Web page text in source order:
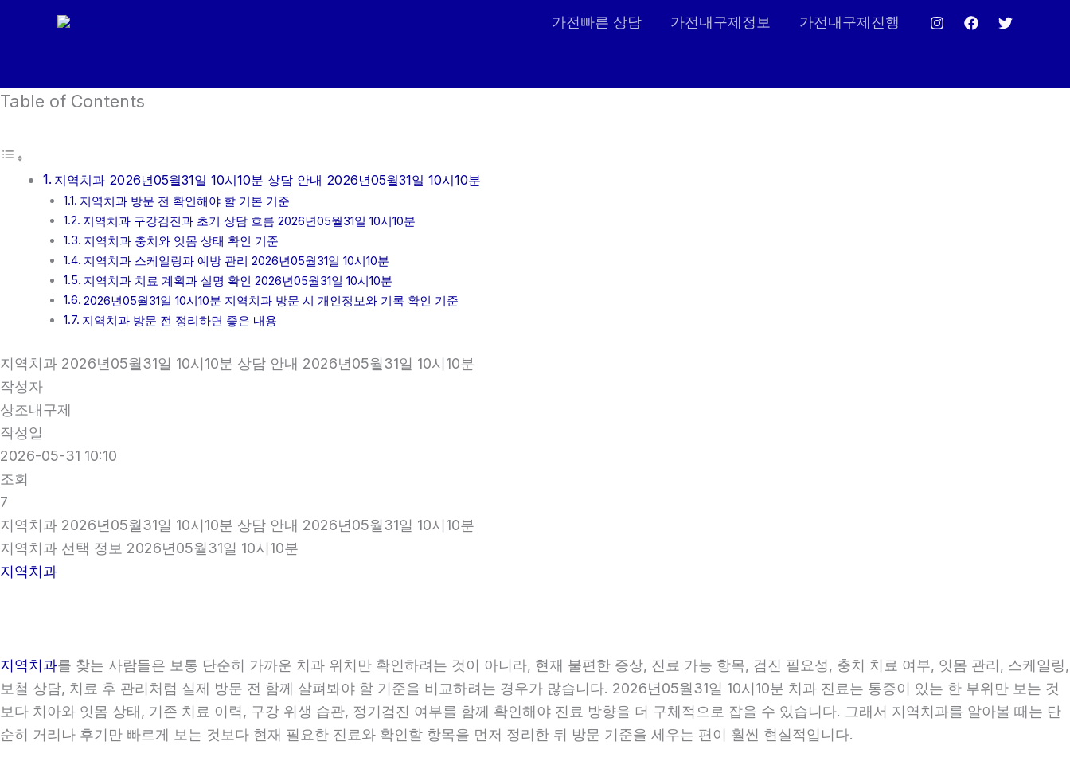
건
뛰
가전빠른 상담 가전내구제정보 가전내구제진행
Table of Contents
지역치과 2026년05월31일 10시10분 상담 안내 2026년05월31일 10시10분
지역치과 방문 전 확인해야 할 기본 기준
지역치과 구강검진과 초기 상담 흐름 2026년05월31일 10시10분
지역치과 충치와 잇몸 상태 확인 기준
지역치과 스케일링과 예방 관리 2026년05월31일 10시10분
지역치과 치료 계획과 설명 확인 2026년05월31일 10시10분
2026년05월31일 10시10분 지역치과 방문 시 개인정보와 기록 확인 기준
지역치과 방문 전 정리하면 좋은 내용
지역치과 2026년05월31일 10시10분 상담 안내 2026년05월31일 10시10분
작성자
상조내구제
작성일
2026-05-31 10:10
조회
7
지역치과 2026년05월31일 10시10분 상담 안내 2026년05월31일 10시10분
지역치과 선택 정보 2026년05월31일 10시10분
지역치과
지역치과를 찾는 사람들은 보통 단순히 가까운 치과 위치만 확인하려는 것이 아니라, 현재 불편한 증상, 진료 가능 항목, 검진 필요성, 충치 치료 여부, 잇몸 관리, 스케일링,
보철 상담, 치료 후 관리처럼 실제 방문 전 함께 살펴봐야 할 기준을 비교하려는 경우가 많습니다. 2026년05월31일 10시10분 치과 진료는 통증이 있는 한 부위만 보는 것
보다 치아와 잇몸 상태, 기존 치료 이력, 구강 위생 습관, 정기검진 여부를 함께 확인해야 진료 방향을 더 구체적으로 잡을 수 있습니다. 그래서 지역치과를 알아볼 때는 단
순히 거리나 후기만 빠르게 보는 것보다 현재 필요한 진료와 확인할 항목을 먼저 정리한 뒤 방문 기준을 세우는 편이 훨씬 현실적입니다.